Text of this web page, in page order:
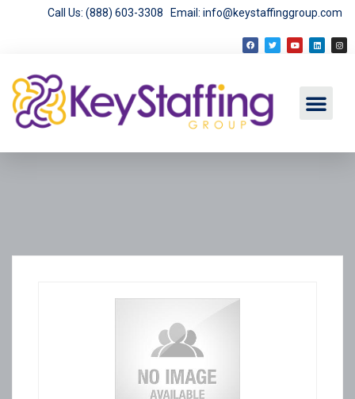
Call Us: (888) 603-3308 Email: info@keystaffinggroup.com